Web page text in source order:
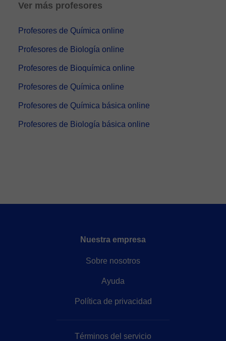
Ver más profesores
Profesores de Química online
Profesores de Biología online
Profesores de Bioquímica online
Profesores de Química online
Profesores de Química básica online
Profesores de Biología básica online
Nuestra empresa
Sobre nosotros
Ayuda
Política de privacidad
Términos del servicio